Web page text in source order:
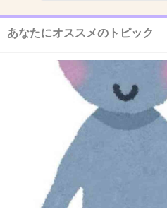
2026/06/03(水) 08:43:28
持ってるけど
前にシリコンバンドが
あなたにオススメのトピック